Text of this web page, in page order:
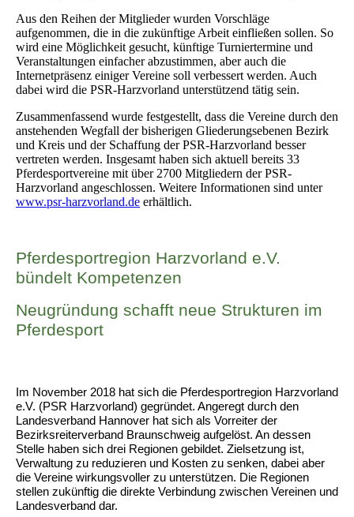
Aus den Reihen der Mitglieder wurden Vorschläge
aufgenommen, die in die zukünftige Arbeit einfließen sollen. So
wird eine Möglichkeit gesucht, künftige Turniertermine und
Veranstaltungen einfacher abzustimmen, aber auch die
Internetpräsenz einiger Vereine soll verbessert werden. Auch
dabei wird die PSR-Harzvorland unterstützend tätig sein.
Zusammenfassend wurde festgestellt, dass die Vereine durch den
anstehenden Wegfall der bisherigen Gliederungsebenen Bezirk
und Kreis und der Schaffung der PSR-Harzvorland besser
vertreten werden. Insgesamt haben sich aktuell bereits 33
Pferdesportvereine mit über 2700 Mitgliedern der PSR-
Harzvorland angeschlossen. Weitere Informationen sind unter
www.psr-harzvorland.de erhältlich.
Pferdesportregion Harzvorland e.V.
bündelt Kompetenzen
Neugründung schafft neue Strukturen im
Pferdesport
Im November 2018 hat sich die Pferdesportregion Harzvorland
e.V. (PSR Harzvorland) gegründet. Angeregt durch den
Landesverband Hannover hat sich als Vorreiter der
Bezirksreiterverband Braunschweig aufgelöst. An dessen
Stelle haben sich drei Regionen gebildet. Zielsetzung ist,
Verwaltung zu reduzieren und Kosten zu senken, dabei aber
die Vereine wirkungsvoller zu unterstützen. Die Regionen
stellen zukünftig die direkte Verbindung zwischen Vereinen und
Landesverband dar.